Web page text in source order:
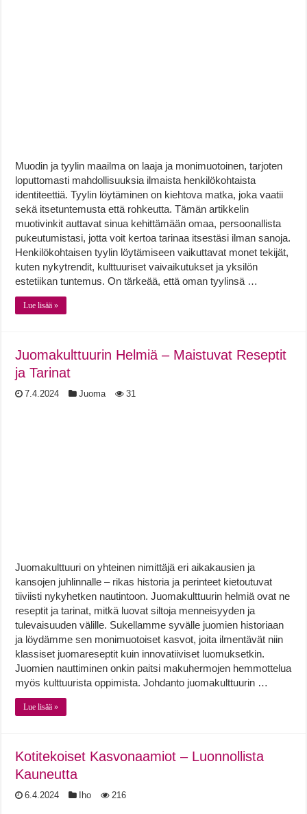
Muodin ja tyylin maailma on laaja ja monimuotoinen, tarjoten
loputtomasti mahdollisuuksia ilmaista henkilökohtaista
identiteettiä. Tyylin löytäminen on kiehtova matka, joka vaatii
sekä itsetuntemusta että rohkeutta. Tämän artikkelin
muotivinkit auttavat sinua kehittämään omaa, persoonallista
pukeutumistasi, jotta voit kertoa tarinaa itsestäsi ilman sanoja.
Henkilökohtaisen tyylin löytämiseen vaikuttavat monet tekijät,
kuten nykytrendit, kulttuuriset vaivaikutukset ja yksilön
estetiikan tuntemus. On tärkeää, että oman tyylinsä …
Lue lisää »
Juomakulttuurin Helmiä – Maistuvat Reseptit
ja Tarinat
7.4.2024 Juoma 31
Juomakulttuuri on yhteinen nimittäjä eri aikakausien ja
kansojen juhlinnalle – rikas historia ja perinteet kietoutuvat
tiiviisti nykyhetken nautintoon. Juomakulttuurin helmiä ovat ne
reseptit ja tarinat, mitkä luovat siltoja menneisyyden ja
tulevaisuuden välille. Sukellamme syvälle juomien historiaan
ja löydämme sen monimuotoiset kasvot, joita ilmentävät niin
klassiset juomareseptit kuin innovatiiviset luomuksetkin.
Juomien nauttiminen onkin paitsi makuhermojen hemmottelua
myös kulttuurista oppimista. Johdanto juomakulttuurin …
Lue lisää »
Kotitekoiset Kasvonaamiot – Luonnollista
Kauneutta
6.4.2024 Iho 216